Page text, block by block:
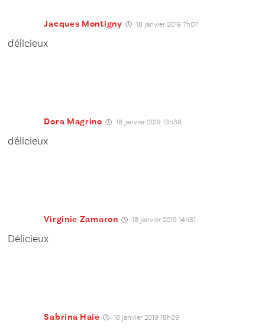
Jacques Montigny 18 janvier 2019 7h07
délicieux
Dora Magrino 18 janvier 2019 13h38
délicieux
Virginie Zamaron 18 janvier 2019 14h31
Délicieux
Sabrina Haie 18 janvier 2019 18h09